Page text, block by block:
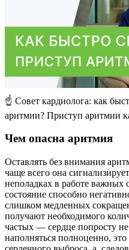
☝ Совет кардиолога: как
аритмии? Приступ аритмии
Чем опасна аритмия
Оставлять без внимания
чаще всего она
неполадках в работе важных
состояние способно
слишком медленных
получают необходимого
частых — сердце попросту не
наполняться полноценно,